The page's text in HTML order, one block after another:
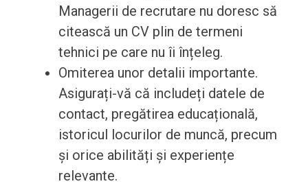
Managerii de recrutare nu doresc să
citească un CV plin de termeni
tehnici pe care nu îi înțeleg.
Omiterea unor detalii importante.
Asigurați-vă că includeți datele de
contact, pregătirea educațională,
istoricul locurilor de muncă, precum
și orice abilități și experiențe
relevante.